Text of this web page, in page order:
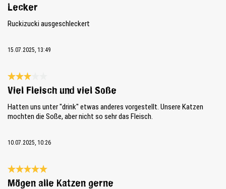
Bewertung mit 4 von 5 Sternen
Lecker
Ruckizucki ausgeschleckert
15.07.2025, 13:49
Bewertung mit 3 von 5 Sternen
Viel Fleisch und viel Soße
Hatten uns unter "drink" etwas anderes vorgestellt. Unsere Katzen
mochten die Soße, aber nicht so sehr das Fleisch.
10.07.2025, 10:26
Bewertung mit 5 von 5 Sternen
Mögen alle Katzen gerne